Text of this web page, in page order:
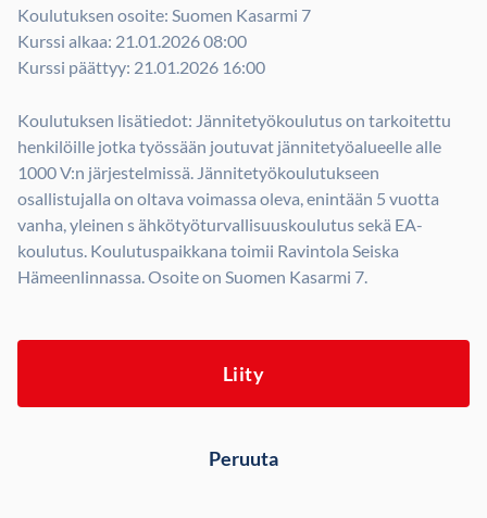
Koulutuksen osoite: Suomen Kasarmi 7
Kurssi alkaa: 21.01.2026 08:00
Kurssi päättyy: 21.01.2026 16:00
Koulutuksen lisätiedot: Jännitetyökoulutus on tarkoitettu
henkilöille jotka työssään joutuvat jännitetyöalueelle alle
1000 V:n järjestelmissä. Jännitetyökoulutukseen
osallistujalla on oltava voimassa oleva, enintään 5 vuotta
vanha, yleinen s ähkötyöturvallisuuskoulutus sekä EA-
koulutus. Koulutuspaikkana toimii Ravintola Seiska
Hämeenlinnassa. Osoite on Suomen Kasarmi 7.
Peruuta
Liity